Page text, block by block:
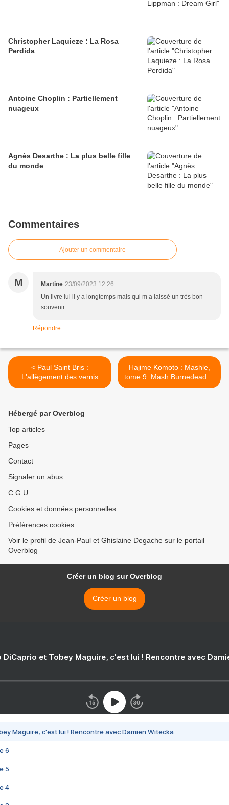
Christopher Laquieze : La Rosa
Perdida
Antoine Choplin : Partiellement
nuageux
Agnès Desarthe : La plus belle fille
du monde
Commentaires
Ajouter un commentaire
M Martine 23/09/2023 12:26
Un livre lui il y a longtemps mais qui m a laissé un très bon
souvenir
Répondre
< Paul Saint Bris :
L'allègement des vernis
Hajime Komoto : Mashle,
tome 9. Mash Burnedead et
le tournoi des trois
Hébergé par Overblog
Top articles
Pages
Contact
Signaler un abus
C.G.U.
Cookies et données personnelles
Préférences cookies
Voir le profil de Jean-Paul et Ghislaine Degache sur le portail
Overblog
Créer un blog sur Overblog
Créer un blog
DiCaprio et Tobey Maguire, c'est lui ! Rencontre avec
Maguire, c'est lui ! Rencontre avec Damien Witecka
6
5
4